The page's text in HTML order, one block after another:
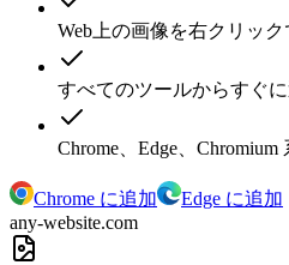
Web上の画像を右クリック
すべてのツールからすぐ
Chrome、Edge、
Chrome に追加
Edge に追加
any-website.com